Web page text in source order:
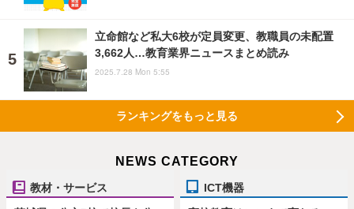
立命館など私大6校が定員変更、教職員の未配置
3,662人…教育業界ニュースまとめ読み
2025.7.28 Mon 5:55
ランキングをもっと見る
NEWS CATEGORY
教材・サービス ICT機器